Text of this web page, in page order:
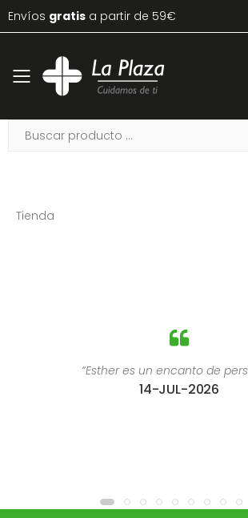
Envíos gratis a partir de 59€
Toggle mobile menu
Tienda
“Esther es un encanto de persona ”
14-JUL-2026